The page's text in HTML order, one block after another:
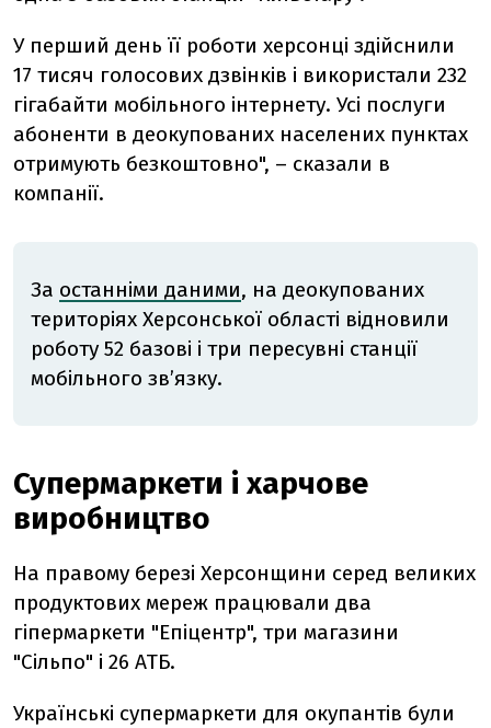
У перший день її роботи херсонці здійснили
17 тисяч голосових дзвінків і використали 232
гігабайти мобільного інтернету. Усі послуги
абоненти в деокупованих населених пунктах
отримують безкоштовно", – сказали в
компанії.
За останніми даними, на деокупованих
територіях Херсонської області відновили
роботу 52 базові і три пересувні станції
мобільного зв’язку.
Супермаркети і харчове
виробництво
На правому березі Херсонщини серед великих
продуктових мереж працювали два
гіпермаркети "Епіцентр", три магазини
"Сільпо" і 26 АТБ.
Українські супермаркети для окупантів були